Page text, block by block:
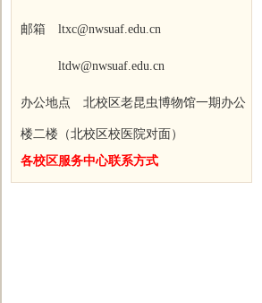
邮箱 ltxc@nwsuaf.edu.cn
ltdw@nwsuaf.edu.cn
办公地点 北校区老昆虫博物馆一期办公
楼二楼（北校区校医院对面）
各校区服务中心联系方式